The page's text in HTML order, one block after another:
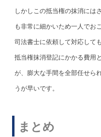
しかしこの抵当権の抹消には
も非常に細かいため一人でお
司法書士に依頼して対応して
抵当権抹消登記にかかる費用
が、膨大な手間を全部任せら
うが早いです。
まとめ